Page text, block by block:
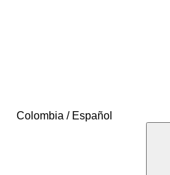
Colombia / Español